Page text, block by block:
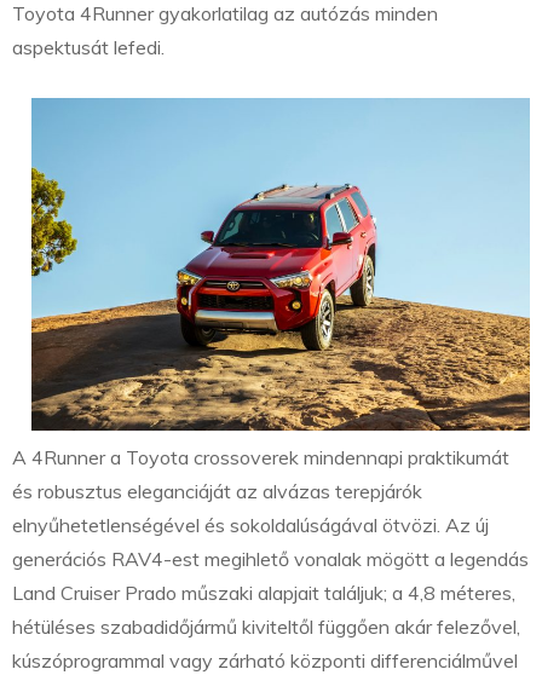
Toyota 4Runner gyakorlatilag az autózás minden
aspektusát lefedi.
A 4Runner a Toyota crossoverek mindennapi praktikumát
és robusztus eleganciáját az alvázas terepjárók
elnyűhetetlenségével és sokoldalúságával ötvözi. Az új
generációs RAV4-est megihlető vonalak mögött a legendás
Land Cruiser Prado műszaki alapjait találjuk; a 4,8 méteres,
hétüléses szabadidőjármű kiviteltől függően akár felezővel,
kúszóprogrammal vagy zárható központi differenciálművel